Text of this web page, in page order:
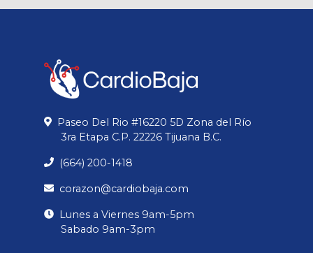
Paseo Del Rio #16220 5D Zona del Río
3ra Etapa C.P. 22226 Tijuana B.C.
(664) 200-1418
corazon@cardiobaja.com
Lunes a Viernes 9am-5pm
Sabado 9am-3pm